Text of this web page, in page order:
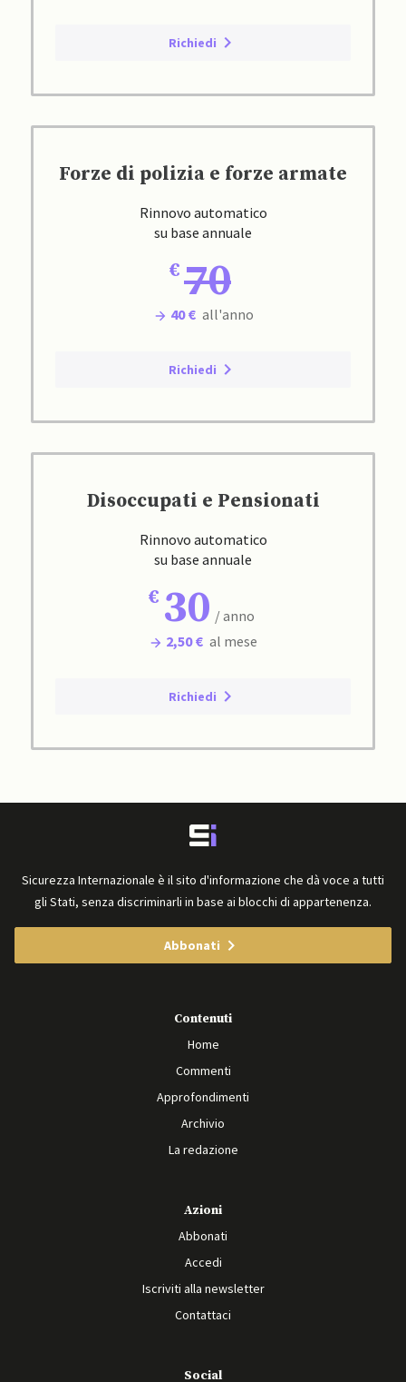
Richiedi
Forze di polizia e forze armate
Rinnovo automatico
su base annuale
70
40 € all'anno
Richiedi
Disoccupati e Pensionati
Rinnovo automatico
su base annuale
30 / anno
2,50 € al mese
Richiedi
Sicurezza Internazionale è il sito d'informazione che dà voce a tutti
gli Stati, senza discriminarli in base ai blocchi di appartenenza.
Abbonati
Contenuti
Home
Commenti
Approfondimenti
Archivio
La redazione
Azioni
Abbonati
Accedi
Iscriviti alla newsletter
Contattaci
Social